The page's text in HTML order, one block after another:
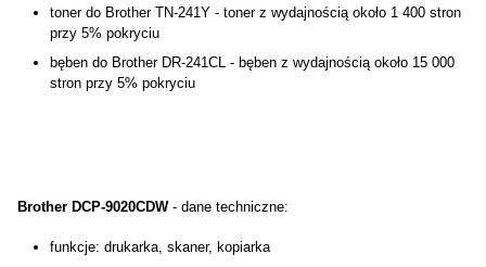
toner do Brother TN-241Y - toner z wydajnością około 1 400 stron
przy 5% pokryciu
bęben do Brother DR-241CL - bęben z wydajnością około 15 000
stron przy 5% pokryciu
Brother DCP-9020CDW- dane techniczne:
funkcje: drukarka, skaner, kopiarka